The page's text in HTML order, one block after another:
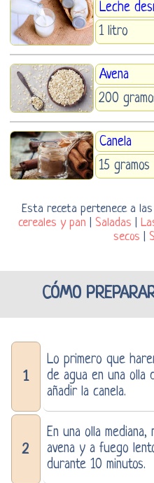
Leche
Avena
Canela
Esta receta pertenece a
cereales y pan
Saladas
secos
CÓMO
1
Lo primero que
de agua en una olla
añadir la canela.
2
En una olla
avena y a fuego
durante 10 minutos.